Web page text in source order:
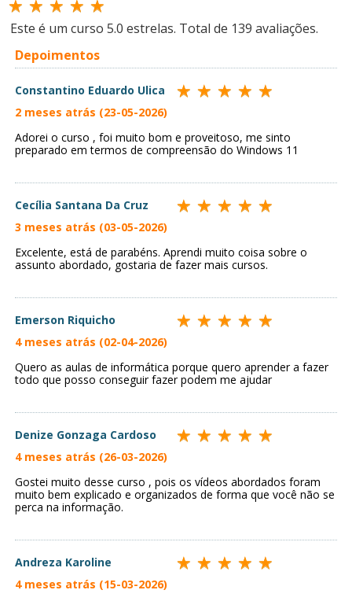
Este é um curso 5.0 estrelas. Total de 139 avaliações.
Depoimentos
Constantino Eduardo Ulica
2 meses atrás (23-05-2026)
Adorei o curso , foi muito bom e proveitoso, me sinto
preparado em termos de compreensão do Windows 11
Cecília Santana Da Cruz
3 meses atrás (03-05-2026)
Excelente, está de parabéns. Aprendi muito coisa sobre o
assunto abordado, gostaria de fazer mais cursos.
Emerson Riquicho
4 meses atrás (02-04-2026)
Quero as aulas de informática porque quero aprender a fazer
todo que posso conseguir fazer podem me ajudar
Denize Gonzaga Cardoso
4 meses atrás (26-03-2026)
Gostei muito desse curso , pois os vídeos abordados foram
muito bem explicado e organizados de forma que você não se
perca na informação.
Andreza Karoline
4 meses atrás (15-03-2026)